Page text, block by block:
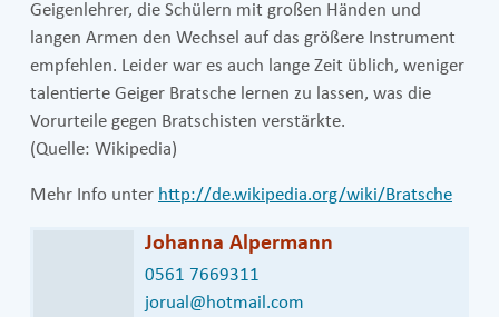
Geigenlehrer, die Schülern mit großen Händen und
langen Armen den Wechsel auf das größere Instrument
empfehlen. Leider war es auch lange Zeit üblich, weniger
talentierte Geiger Bratsche lernen zu lassen, was die
Vorurteile gegen Bratschisten verstärkte.
(Quelle: Wikipedia)
Mehr Info unter http://de.wikipedia.org/wiki/Bratsche
Johanna Alpermann
0561 7669311
jorual@hotmail.com